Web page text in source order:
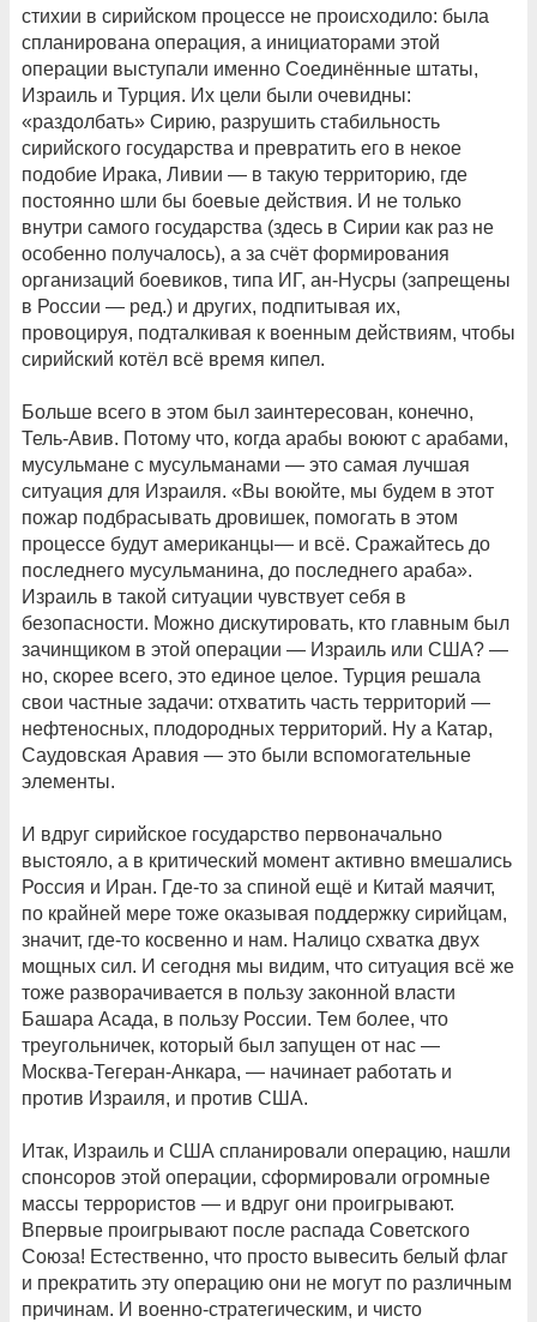
стихии в сирийском процессе не происходило: была
спланирована операция, а инициаторами этой
операции выступали именно Соединённые штаты,
Израиль и Турция. Их цели были очевидны:
«раздолбать» Сирию, разрушить стабильность
сирийского государства и превратить его в некое
подобие Ирака, Ливии — в такую территорию, где
постоянно шли бы боевые действия. И не только
внутри самого государства (здесь в Сирии как раз не
особенно получалось), а за счёт формирования
организаций боевиков, типа ИГ, ан-Нусры (запрещены
в России — ред.) и других, подпитывая их,
провоцируя, подталкивая к военным действиям, чтобы
сирийский котёл всё время кипел.
Больше всего в этом был заинтересован, конечно,
Тель-Авив. Потому что, когда арабы воюют с арабами,
мусульмане с мусульманами — это самая лучшая
ситуация для Израиля. «Вы воюйте, мы будем в этот
пожар подбрасывать дровишек, помогать в этом
процессе будут американцы— и всё. Сражайтесь до
последнего мусульманина, до последнего араба».
Израиль в такой ситуации чувствует себя в
безопасности. Можно дискутировать, кто главным был
зачинщиком в этой операции — Израиль или США? —
но, скорее всего, это единое целое. Турция решала
свои частные задачи: отхватить часть территорий —
нефтеносных, плодородных территорий. Ну а Катар,
Саудовская Аравия — это были вспомогательные
элементы.
И вдруг сирийское государство первоначально
выстояло, а в критический момент активно вмешались
Россия и Иран. Где-то за спиной ещё и Китай маячит,
по крайней мере тоже оказывая поддержку сирийцам,
значит, где-то косвенно и нам. Налицо схватка двух
мощных сил. И сегодня мы видим, что ситуация всё же
тоже разворачивается в пользу законной власти
Башара Асада, в пользу России. Тем более, что
треугольничек, который был запущен от нас —
Москва-Тегеран-Анкара, — начинает работать и
против Израиля, и против США.
Итак, Израиль и США спланировали операцию, нашли
спонсоров этой операции, сформировали огромные
массы террористов — и вдруг они проигрывают.
Впервые проигрывают после распада Советского
Союза! Естественно, что просто вывесить белый флаг
и прекратить эту операцию они не могут по различным
причинам. И военно-стратегическим, и чисто